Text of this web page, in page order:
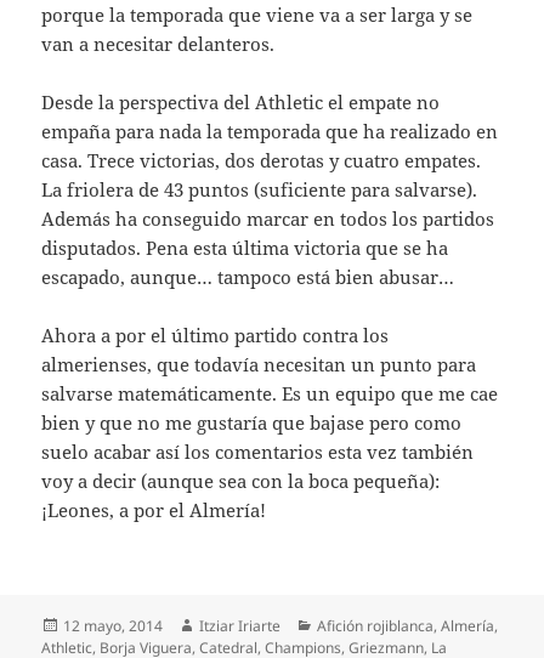
porque la temporada que viene va a ser larga y se
van a necesitar delanteros.
Desde la perspectiva del Athletic el empate no
empaña para nada la temporada que ha realizado en
casa. Trece victorias, dos derotas y cuatro empates.
La friolera de 43 puntos (suficiente para salvarse).
Además ha conseguido marcar en todos los partidos
disputados. Pena esta última victoria que se ha
escapado, aunque… tampoco está bien abusar…
Ahora a por el último partido contra los
almerienses, que todavía necesitan un punto para
salvarse matemáticamente. Es un equipo que me cae
bien y que no me gustaría que bajase pero como
suelo acabar así los comentarios esta vez también
voy a decir (aunque sea con la boca pequeña):
¡Leones, a por el Almería!
Publicado
el
12 mayo, 2014 Autor
Itziar Iriarte Categorías
Afición rojiblanca,Almería,
Athletic, Borja Viguera,Catedral,Champions,Griezmann, La